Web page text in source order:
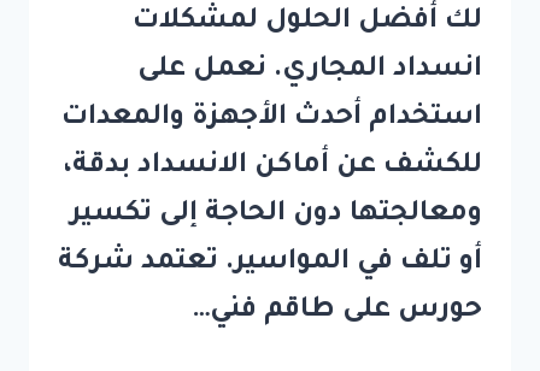
لك أفضل الحلول لمشكلات
انسداد المجاري. نعمل على
استخدام أحدث الأجهزة والمعدات
للكشف عن أماكن الانسداد بدقة،
ومعالجتها دون الحاجة إلى تكسير
أو تلف في المواسير. تعتمد شركة
حورس على طاقم فني…